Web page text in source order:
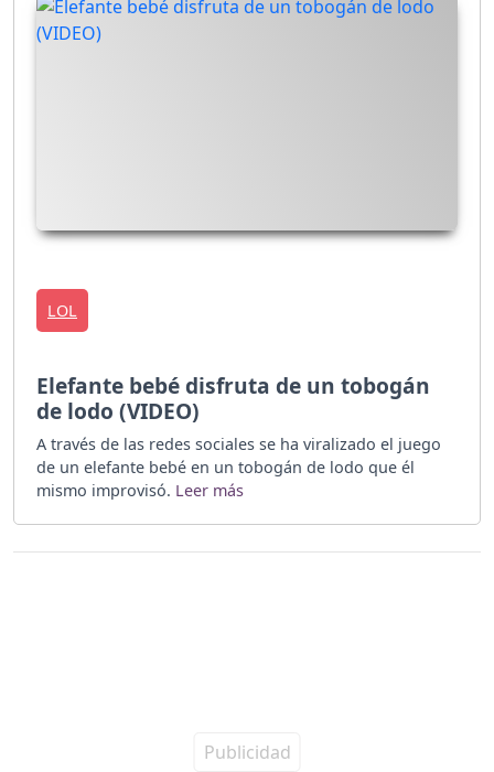
LOL
Elefante bebé disfruta de un tobogán
de lodo (VIDEO)
A través de las redes sociales se ha viralizado el juego
de un elefante bebé en un tobogán de lodo que él
mismo improvisó.